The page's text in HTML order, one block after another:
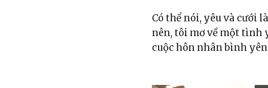
Có thể nói, yêu và cưới
nên, tôi mơ về một tình
cuộc hôn nhân bình